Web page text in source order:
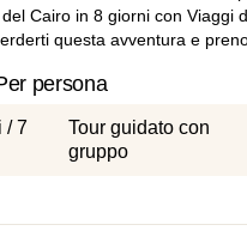
Cairo in 8 giorni con Viaggi
questa avventura e
persona
/ 7
Tour guidato con
gruppo